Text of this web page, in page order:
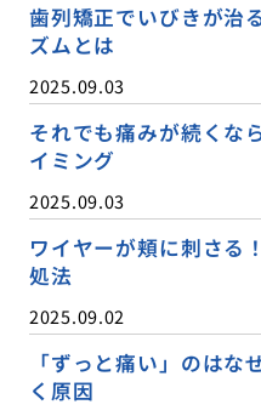
歯列矯正でいびきが治
ズムとは
2025.09.03
それでも痛みが続くな
イミング
2025.09.03
ワイヤーが頬に刺さる
処法
2025.09.02
「ずっと痛い」のはな
く原因